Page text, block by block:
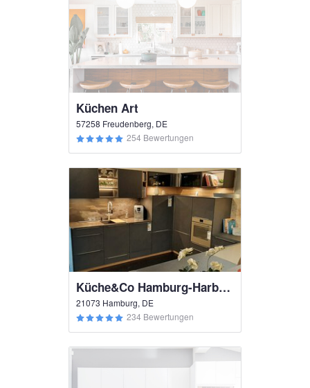
Küchen Art
57258 Freudenberg, DE
254 Bewertungen
Küche&Co Hamburg-Harburg
21073 Hamburg, DE
234 Bewertungen